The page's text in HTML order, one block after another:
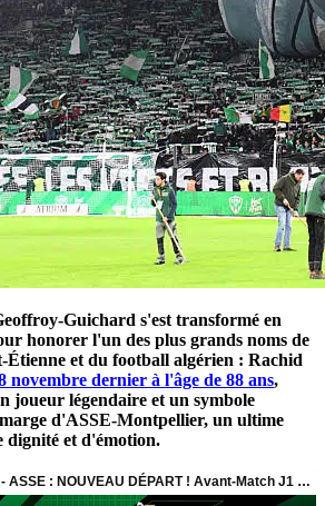
Guichard s'est transformé en
honorer l'un des plus grands noms de
et du football algérien : Rachid
novembre dernier à l'âge de 88 ans,
joueur légendaire et un symbole
d'ASSE-Montpellier, un ultime
dignité et d'émotion.